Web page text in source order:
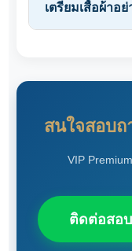
เตรียมเสื้อผ้าอย่
สนใจสอบถ
VIP
ติดต่อสอบ